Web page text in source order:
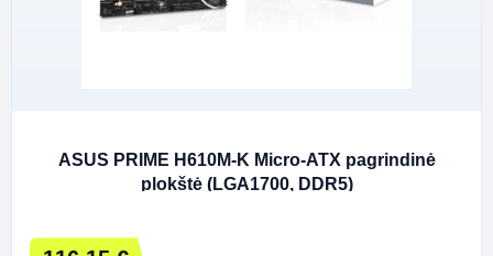
ASUS PRIME H610M-K Micro-ATX pagrindinė
plokštė (LGA1700, DDR5)